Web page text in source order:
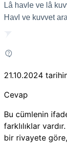
Lâ havle ve lâ
Havl ve kuvvet
21.10.2024
Cevap
Bu cümlenin
farklılıklar
bir rivayete